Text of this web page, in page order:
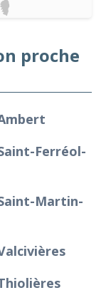
proche
Ferréol-
Martin-